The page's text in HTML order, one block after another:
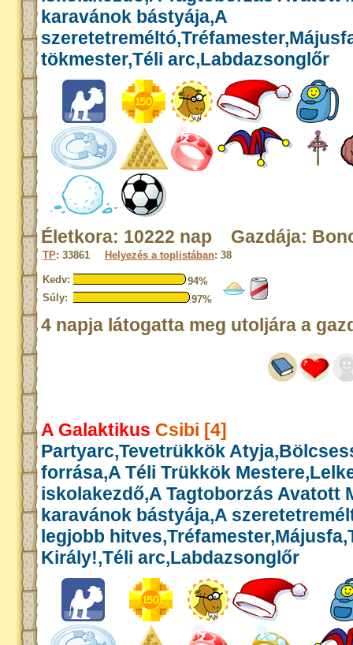
karavánok bástyája,A
tökmester,Téli arc,Labdazsonglőr
Életkora: 10222 nap Gazdája:
TP: 33861 Helyezés a toplistában: 38
Kedv:
94%
Súly:
97%
4 napja látogatta meg utoljára a
A Galaktikus Csibi [4]
Partyarc,Tevetrükkök
forrása,A Téli Trükkök
iskolakezdő,A Tagtoborzás Avatott
karavánok bástyája,A
legjobb
Király!,Téli arc,Labdazsonglőr